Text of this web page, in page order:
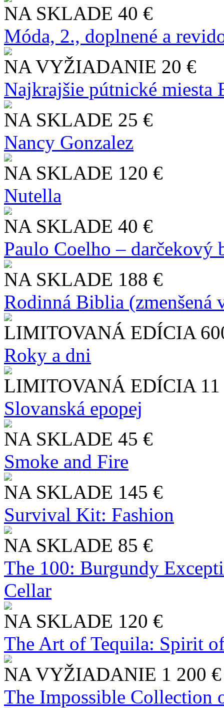
NA SKLADE 40 €
Móda, 2., doplnené a
NA VYŽIADANIE 20 €
Najkrajšie pútnické miesta
NA SKLADE 25 €
Nancy Gonzalez
NA SKLADE 120 €
Nutella
NA SKLADE 40 €
Paulo Coelho – darčekový
NA SKLADE 188 €
Rodinná Biblia (zmenšená
LIMITOVANÁ EDÍCIA
Roky a dni
LIMITOVANÁ EDÍCIA
Slo​vanská epopej
NA SKLADE 45 €
Smoke and Fire
NA SKLADE 145 €
Survival Kit: Fashion
NA SKLADE 85 €
The 100: Burgundy
Cellar
NA SKLADE 120 €
The Art of Tequila: Spirit
NA VYŽIADANIE 1 200 €
The Impossible Collection